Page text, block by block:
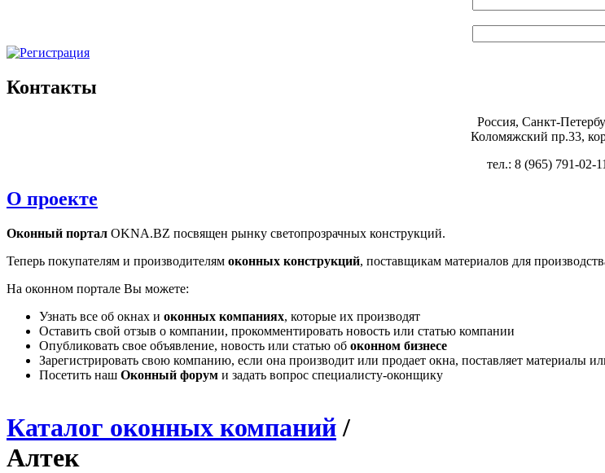
Контакты
Россия, Санкт-
Коломяжский пр.33,
тел.: 8 (965) 791-02-11
О проекте
Оконный портал OKNA.BZ посвящен рынку светопрозрачных конструкций.
Теперь покупателям и производителям оконных конструкций, поставщикам материалов для
На оконном портале Вы можете:
Узнать все об окнах и оконных компаниях, которые их производят
Оставить свой отзыв о компании, прокомментировать новость или статью компании
Опубликовать свое объявление, новость или статью об оконном бизнесе
Зарегистрировать свою компанию, если она производит или продает окна, поставляет материалы
Посетить наш Оконный форум и задать вопрос специалисту-оконщику
Каталог оконных компаний /
Алтек